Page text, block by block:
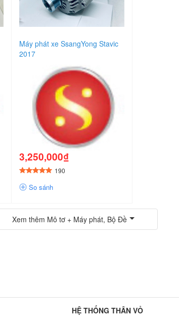
Máy phát xe SsangYong Stavic
2017
3,250,000₫
190
So sánh
Xem thêm Mô tơ + Máy phát, Bộ Đề
HỆ THỐNG THÂN VỎ